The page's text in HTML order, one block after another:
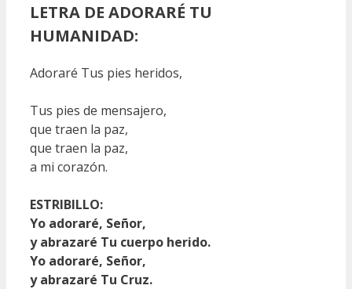
LETRA DE ADORARÉ TU
HUMANIDAD:
Adoraré Tus pies heridos,
Tus pies de mensajero,
que traen la paz,
que traen la paz,
a mi corazón.
ESTRIBILLO:
Yo adoraré, Señor,
y abrazaré Tu cuerpo herido.
Yo adoraré, Señor,
y abrazaré Tu Cruz.